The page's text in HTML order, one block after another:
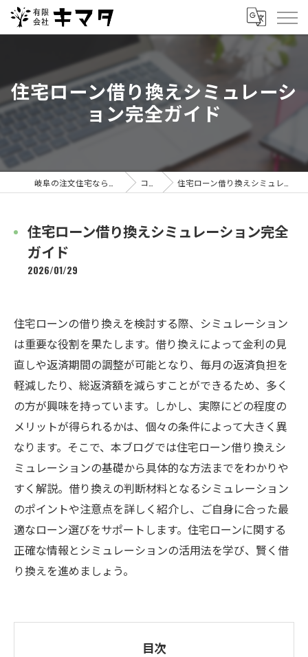
住宅ローン借り換えシミュレーシ
ョン完全ガイド
コラム 住宅ローン借り換えシミュレーション完全ガイド
住宅ローン借り換えシミュレーション完全
ガイド
2026/01/29
住宅ローンの借り換えを検討する際、シミュレーション
は重要な役割を果たします。借り換えによって金利の見
直しや返済期間の調整が可能となり、毎月の返済負担を
軽減したり、総返済額を減らすことができるため、多く
の方が興味を持っています。しかし、実際にどの程度の
メリットが得られるかは、個々の条件によって大きく異
なります。そこで、本ブログでは住宅ローン借り換えシ
ミュレーションの基礎から具体的な方法までをわかりや
すく解説。借り換えの判断材料となるシミュレーション
のポイントや注意点を詳しく紹介し、ご自身に合った最
適なローン選びをサポートします。住宅ローンに関する
正確な情報とシミュレーションの活用法を学び、賢く借
り換えを進めましょう。
目次